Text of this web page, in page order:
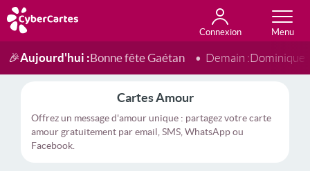
Connexion
Anniversaire
Fête du jour
Amour
Amitié
Merci
Toutes les cartes
🎉Aujourd'hui :Bonne fête Gaétan Demain :Dominique
Cartes Amour
Offrez un message d'amour unique : partagez votre carte
amour gratuitement par email, SMS, WhatsApp ou
Facebook.